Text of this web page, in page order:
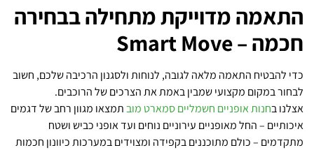
התאמה מדוייקת מתחילה בבחירה
חכמה – Smart Move
כדי להבטיח התאמה מלאה לגובה, לנוחות ולסגנון הרכיבה שלכם, חשוב
לבחור במקום מקצועי שמבין באמת את הצרכים של הרוכבים.
אצלנו בחנות אופניים חשמליים סמארט מובתמצאו מגוון רחב של דגמים
איכותיים – החל מאופניים עירוניים נוחים ועד אופני כביש ושטח
מתקדמים – כולם מתוכננים בקפידה ומצוידים במערכות כיוונון חכמות